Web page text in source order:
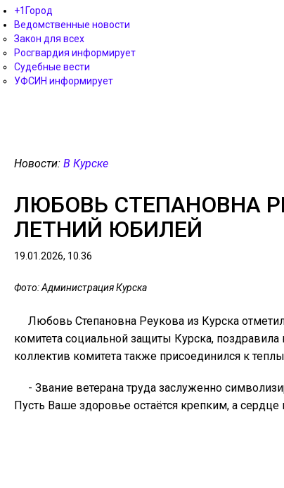
+1Город
Ведомственные новости
Закон для всех
Росгвардия информирует
Судебные вести
УФСИН информирует
Новости: В Курске
ЛЮБОВЬ СТЕПАНОВНА
ЛЕТНИЙ ЮБИЛЕЙ
19.01.2026, 10.36
Фото: Администрация Курска
Любовь Степановна Реукова из Курска
комитета социальной защиты Курска,
коллектив комитета также присоединился к
- Звание ветерана труда заслуженно
Пусть Ваше здоровье остаётся крепким, а